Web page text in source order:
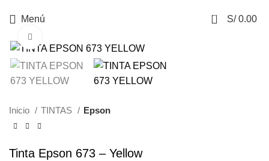
Menú 0 S/0.00
Inicio TINTAS Epson
Tinta Epson 673 – Yellow